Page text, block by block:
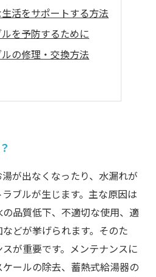
活をサポートする方法
を予防するために
の修理・交換方法
が出なくなったり、水漏れが
ブルが生じます。主な原因は
品質低下、不適切な使用、適
どが挙げられます。そのた
が重要です。メンテナンスに
ールの除去、蓄熱式給湯器の